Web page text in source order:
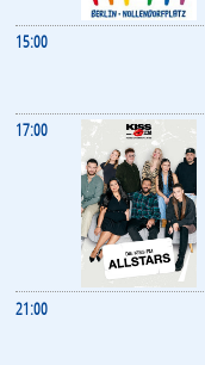
15:00
17:00
21:00